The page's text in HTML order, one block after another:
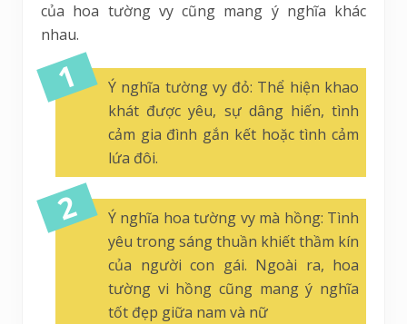
của hoa tường vy cũng mang ý nghĩa khác
nhau.
Ý nghĩa tường vy đỏ: Thể hiện khao
khát được yêu, sự dâng hiến, tình
cảm gia đình gắn kết hoặc tình cảm
lứa đôi.
Ý nghĩa hoa tường vy mà hồng: Tình
yêu trong sáng thuần khiết thầm kín
của người con gái. Ngoài ra, hoa
tường vi hồng cũng mang ý nghĩa
tốt đẹp giữa nam và nữ